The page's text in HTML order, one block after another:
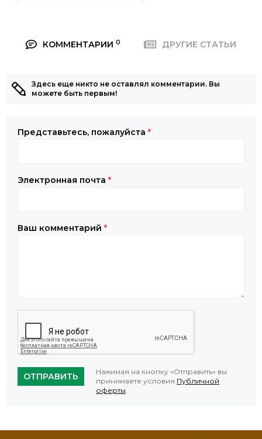
КОММЕНТАРИИ 0 ДРУГИЕ СТАТЬИ
Здесь еще никто не оставлял комментарии. Вы
можете быть первым!
Представьтесь, пожалуйста *
Электронная почта *
Ваш комментарий *
ОТПРАВИТЬ
Нажимая на кнопку «Отправить» вы
принимаете условия Публичной
оферты.